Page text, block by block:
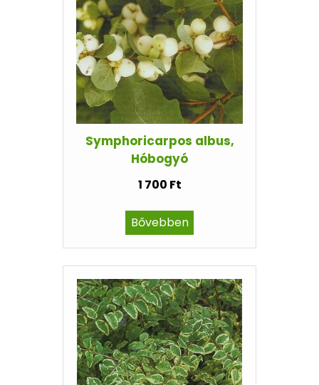
Symphoricarpos albus,
Hóbogyó
1 700 Ft
Bővebben